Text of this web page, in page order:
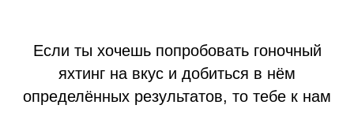
Если ты хочешь попробовать гоночный
яхтинг на вкус и добиться в нём
определённых результатов, то тебе к нам